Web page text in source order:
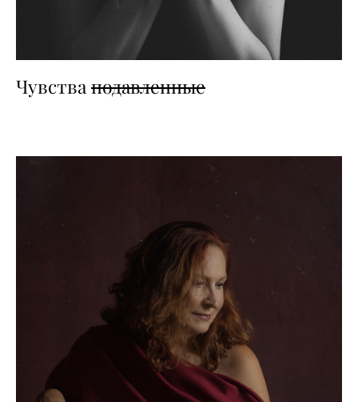
Чувства подавленные